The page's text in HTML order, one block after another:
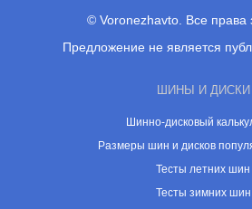
© Voronezhavto. Все
Предложение не является
ШИНЫ И ДИСКИ
Шинно-дисковый
Размеры шин и дисков
Тесты летних шин
Тесты зимних шин